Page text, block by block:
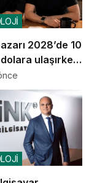
2028’de 10
ulaşırken
sürdürüyor